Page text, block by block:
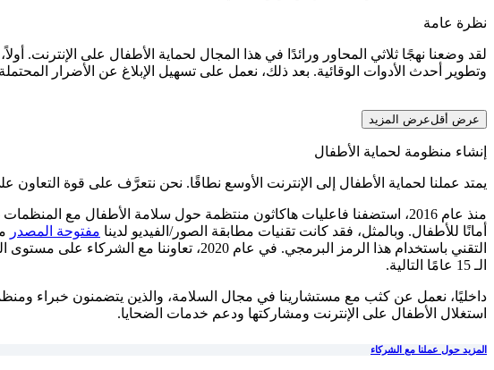
نظرة عامة
لقد وضعنا نهجًا ثلاثي المحاور ورائدًا في هذا المجال لحماية الأطفال على الإنترنت.
وتطوير أحدث الأدوات الوقائية. بعد ذلك، نعمل على تسهيل الإبلاغ عن الأضرار
عرض أقلعرض المزيد
إنشاء منظومة لحماية الأطفال
يمتد عملنا لحماية الأطفال إلى الإنترنت الأوسع نطاقًا. نحن نتعرَّف على قوة
منذ عام 2016، استضفنا فاعليات هاكاثون منتظمة حول سلامة الأطفال مع
أمانًا للأطفال. وبالمثل، فقد كانت تقنيات مطابقة الصور/الفيديو لدينا مفتوحة المصدر
التقني باستخدام هذا الرمز البرمجي. في عام 2020، تعاوننا مع الشركاء على مستوى المجال من أجل تأسيس
الـ 15 عامًا التالية.
داخليًا، نعمل عن كثب مع مستشارينا في مجال السلامة، والذين يتضمنون خبراء
استغلال الأطفال على الإنترنت ومشاركتها ودعم خدمات الضحايا.
المزيد حول عملنا مع الشركاء